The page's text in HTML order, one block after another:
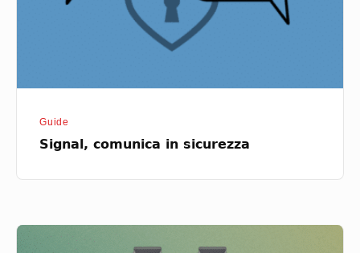
Guide
Signal, comunica in sicurezza
K-